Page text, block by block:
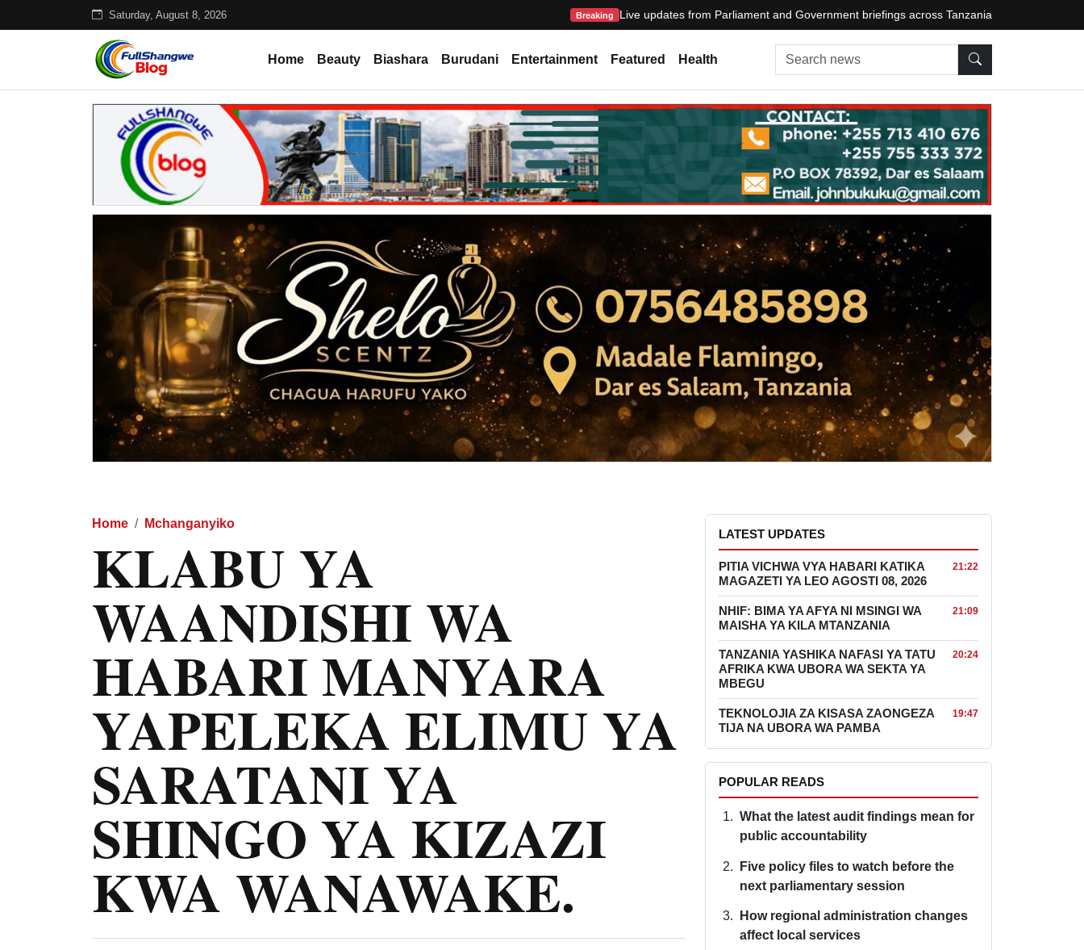
Saturday, August 8, 2026 Breaking Live updates from Parliament and Government briefings across Tanzania
Home Beauty Biashara Burudani Entertainment Featured Health Search news
Home Mchanganyiko
KLABU YA
WAANDISHI WA
HABARI MANYARA
YAPELEKA ELIMU YA
SARATANI YA
SHINGO YA KIZAZI
KWA WANAWAKE.
LATEST UPDATES
PITIA VICHWA VYA HABARI KATIKA
MAGAZETI YA LEO AGOSTI 08, 2026
21:22
NHIF: BIMA YA AFYA NI MSINGI WA
MAISHA YA KILA MTANZANIA
21:09
TANZANIA YASHIKA NAFASI YA TATU
AFRIKA KWA UBORA WA SEKTA YA
MBEGU
20:24
TEKNOLOJIA ZA KISASA ZAONGEZA
TIJA NA UBORA WA PAMBA
19:47
POPULAR READS
What the latest audit findings mean for
public accountability
Five policy files to watch before the
next parliamentary session
How regional administration changes
affect local services